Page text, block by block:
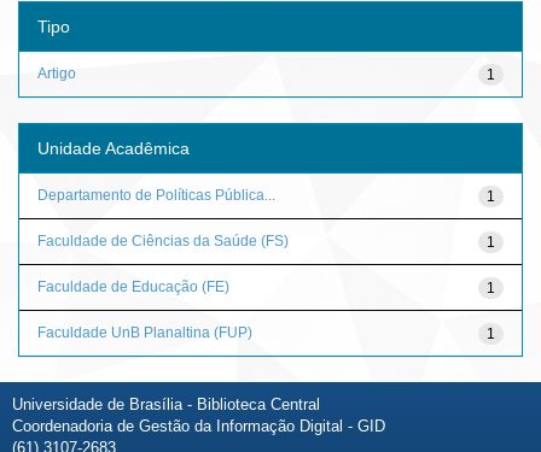
Tipo
1
Artigo
Unidade Acadêmica
1
Departamento de Políticas Pública...
1
Faculdade de Ciências da Saúde (FS)
1
Faculdade de Educação (FE)
1
Faculdade UnB Planaltina (FUP)
Universidade de Brasília - Biblioteca Central
Coordenadoria de Gestão da Informação Digital - GID
(61) 3107-2683